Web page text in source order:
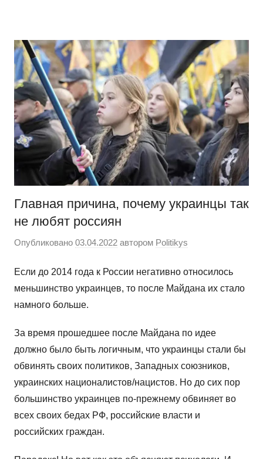
содержимому
сайт
на
WordPress
Главная причина, почему украинцы так
не любят россиян
Опубликовано 03.04.2022 автором Politikys
Если до 2014 года к России негативно относилось
меньшинство украинцев, то после Майдана их стало
намного больше.
За время прошедшее после Майдана по идее
должно было быть логичным, что украинцы стали бы
обвинять своих политиков, Западных союзников,
украинских националистов/нацистов. Но до сих пор
большинство украинцев по-прежнему обвиняет во
всех своих бедах РФ, российские власти и
российских граждан.